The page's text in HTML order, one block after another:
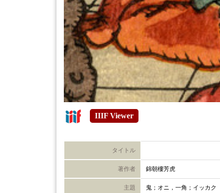
IIIF Viewer
タイトル
著作者 錦朝樓芳虎
主題 鬼；オニ，一角；イッカク